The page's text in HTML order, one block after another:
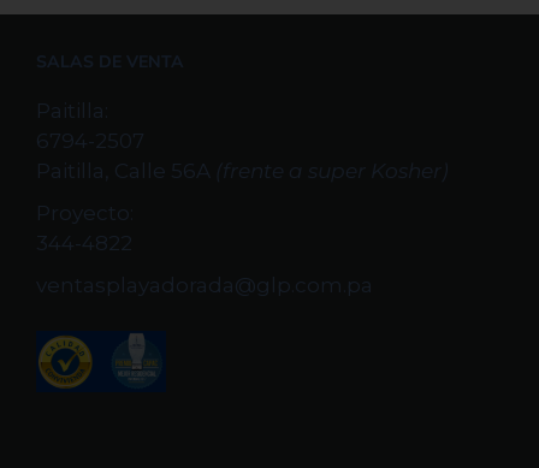
SALAS DE VENTA
Paitilla:
6794-2507
Paitilla, Calle 56A (frente a super Kosher)
Proyecto:
344-4822
ventasplayadorada@glp.com.pa